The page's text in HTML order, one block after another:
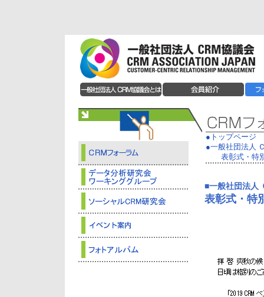
●トップページ
●一般社団法人
表彰式・特別
■一般社団法人
表彰式・特